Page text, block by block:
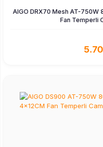
AIGO DRX70 Mesh AT-750W
Fan Temperli